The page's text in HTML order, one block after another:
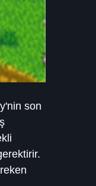
son